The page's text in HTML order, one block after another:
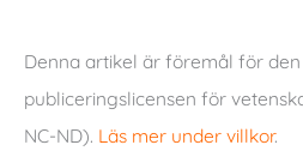
Denna artikel är föremål för
publiceringslicensen för
NC-ND). Läs mer under villkor.